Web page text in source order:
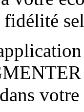
fidélité
votre